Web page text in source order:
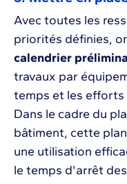
Avec toutes les
priorités définies,
calendrier
travaux par
temps et les efforts
Dans le cadre du
bâtiment, cette
une utilisation
le temps d'arrêt